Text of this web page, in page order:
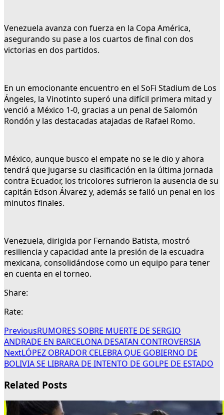
Venezuela avanza con fuerza en la Copa América,
asegurando su pase a los cuartos de final con dos
victorias en dos partidos.
En un emocionante encuentro en el SoFi Stadium de Los
Ángeles, la Vinotinto superó una difícil primera mitad y
venció a México 1-0, gracias a un penal de Salomón
Rondón y las destacadas atajadas de Rafael Romo.
México, aunque busco el empate no se le dio y ahora
tendrá que jugarse su clasificación en la última jornada
contra Ecuador, los tricolores sufrieron la ausencia de su
capitán Edson Álvarez y, además se falló un penal en los
minutos finales.
Venezuela, dirigida por Fernando Batista, mostró
resiliencia y capacidad ante la presión de la escuadra
mexicana, consolidándose como un equipo para tener
en cuenta en el torneo.
Share:
Rate:
PreviousRUMORES SOBRE MUERTE DE SERGIO
ANDRADE EN BARCELONA DESATAN CONTROVERSIA
NextLÓPEZ OBRADOR CELEBRA QUE GOBIERNO DE
BOLIVIA SE LIBRARA DE INTENTO DE GOLPE DE ESTADO
Related Posts